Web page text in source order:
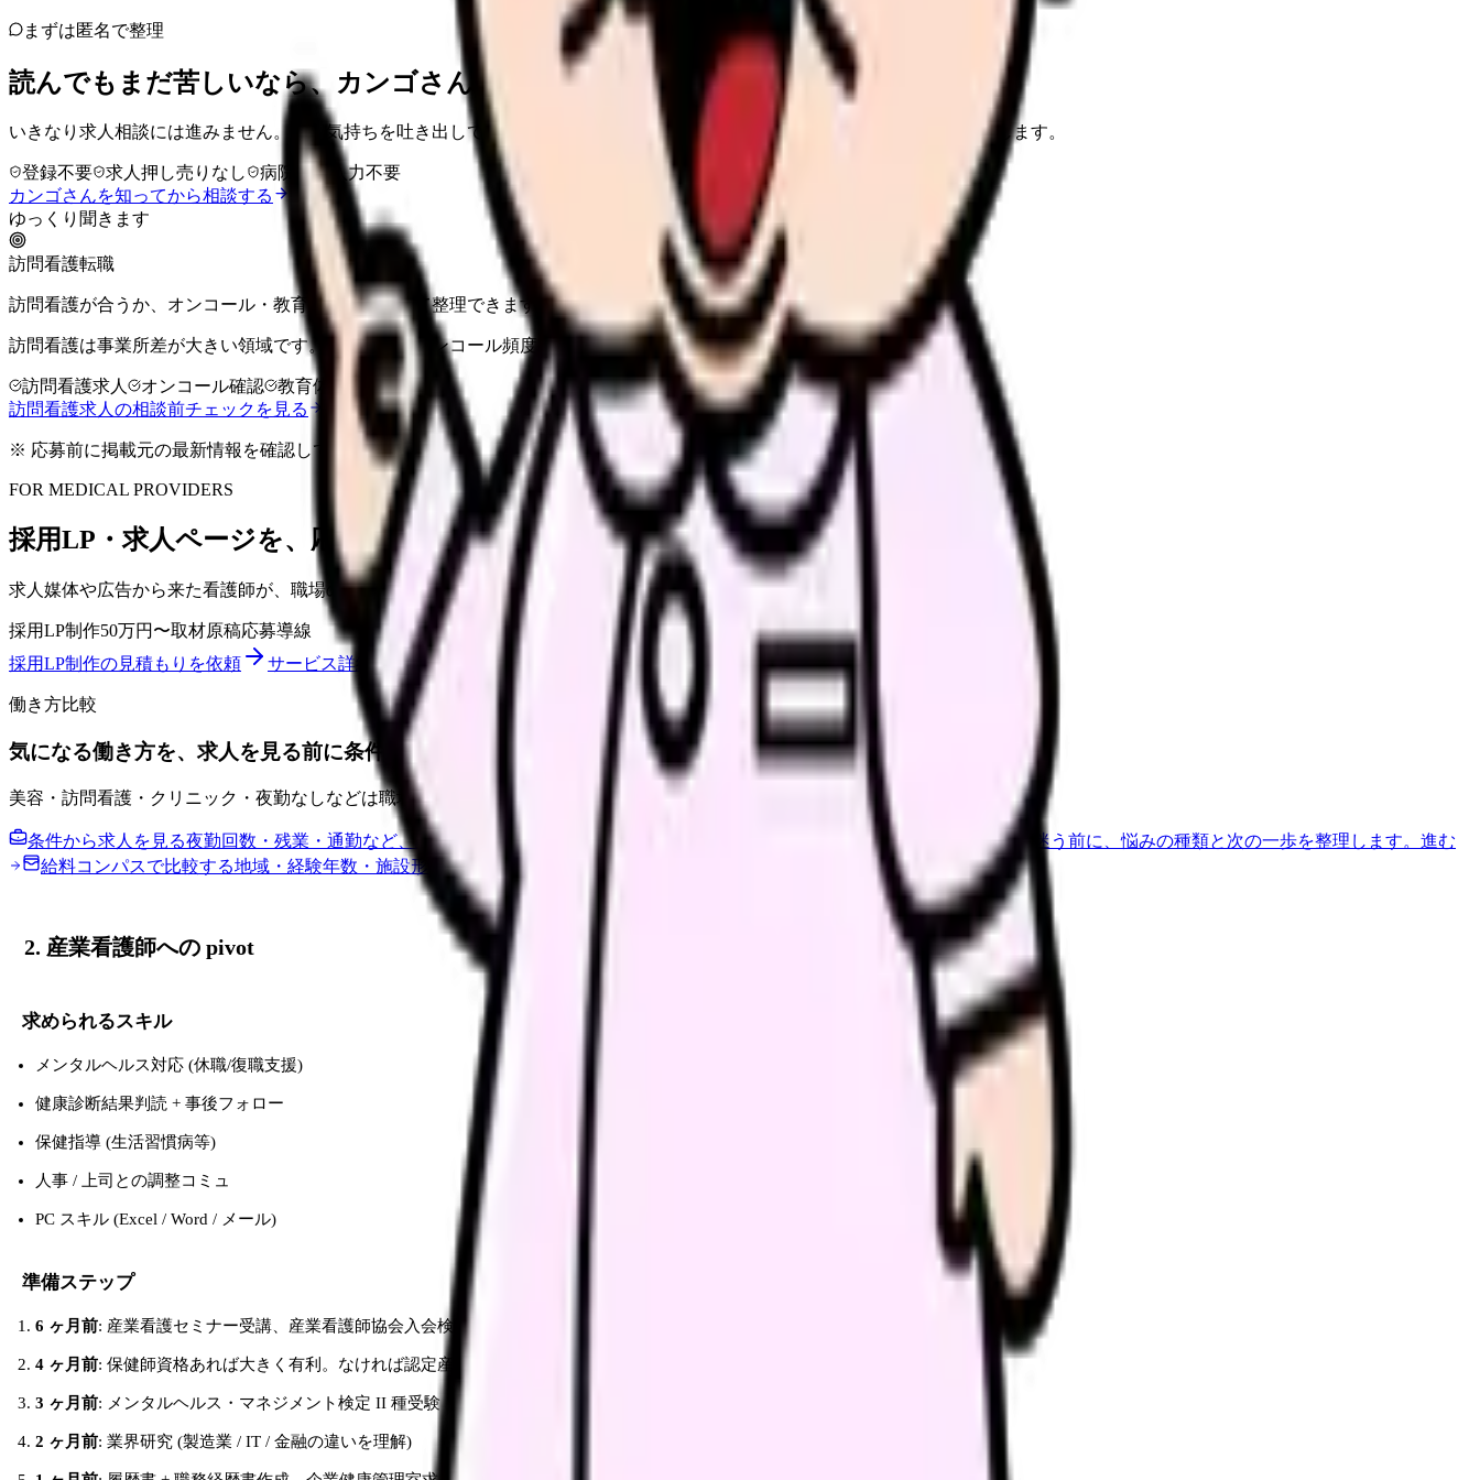
まずは匿名で整理
読んでもまだ苦しいなら、カンゴさんの部屋で少し話してみませんか。
いきなり求人相談には進みません。今の気持ちを吐き出して、何がつらいのか、辞めるべきか、少し休むべきかを一緒に整理します。
登録不要 求人押し売りなし
病院名は入力不要
カンゴさんを知ってから相談する
ゆっくり聞きます
訪問看護転職
訪問看護が合うか、オンコール・教育体制まで含めて整理できます。
訪問看護は事業所差が大きい領域です。同行訪問、オンコール頻度、移動手段、給与条件を比較してから相談できます。
訪問看護求人 オンコール確認
教育体制
訪問看護求人の相談前チェックを見る
※ 応募前に掲載元の最新情報を確認してください
FOR MEDICAL PROVIDERS
採用LP・求人ページを、応募前の不安解消ページにできます
求人媒体や広告から来た看護師が、職場の雰囲気、教育体制、働き方を確認して応募できるLPを設計します。
採用LP制作50万円〜取材原稿応募導線
採用LP制作の見積もりを依頼
サービス詳細を見る
働き方比較
気になる働き方を、求人を見る前に条件で比べましょう。
美容・訪問看護・クリニック・夜勤なしなどは職場差が大きい領域です。希望条件を先に整理するとミスマッチを減らせます。
条件から求人を見る夜勤回数・残業・通勤など、譲れない条件で比較できます。 職場の悩みを30秒で診断 辞めるべきか迷う前に、悩みの種類と次の一歩を整理します。 進む
給料コンパスで比較する地域・経験年数・施設形態から、今の給料の現在地を確認できます。
2. 産業看護師への pivot
求められるスキル
メンタルヘルス対応 (休職/復職支援)
健康診断結果判読 + 事後フォロー
保健指導 (生活習慣病等)
人事 / 上司との調整コミュ
PC スキル (Excel / Word / メール)
準備ステップ
6 ヶ月前: 産業看護セミナー受講、産業看護師協会入会検討
4 ヶ月前: 保健師資格あれば大きく有利。なければ認定産業看護師等の資格取得検討
3 ヶ月前: メンタルヘルス・マネジメント検定 II 種受験
2 ヶ月前: 業界研究 (製造業 / IT / 金融の違いを理解)